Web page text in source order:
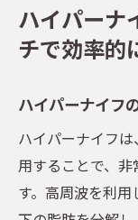
ハイパーナ
チで効率的
ハイパーナイフ
ハイパーナイフ
用することで、
す。高周波を利